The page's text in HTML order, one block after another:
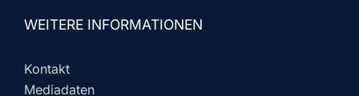
WEITERE INFORMATIONEN
Kontakt
Mediadaten